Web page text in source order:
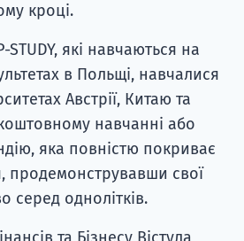
кроці.
STUDY, які навчаються на
в Польщі, навчалися
Австрії, Китаю та
навчанні або
яка повністю покриває
продемонструвавши свої
серед однолітків.